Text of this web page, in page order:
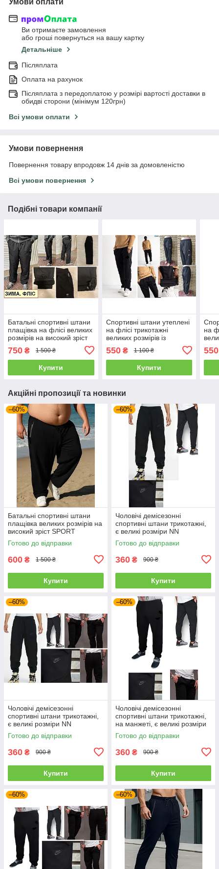
Ви отримаєте замовлення
або гроші повернуться на вашу картку
Детальніше
Післяплата
Оплата на рахунок
Післяплата з передоплатою у розмірі вартості доставки в
обидві сторони (мінімум 120грн)
Всі умови оплати
Умови повернення
Повернення товару впродовж 14 днів за домовленістю
Всі умови повернення
Подібні товари компанії
Батальні спортивні штани
плащівка на флісі великих
розмірів на високий зріст
AVIC SPORT, Туреччина
750 ₴ 1 500 ₴
Купити
Спортивні штани утеплені
на флісі трикотажні
великих розмірів із
високий зріст NIKE
550₴ 1 100 ₴
Купити
на
550
Акційні пропозиції та новинки
–60%
Батальні спортивні штани
плащівка великих розмірів на
високий зріст SPORT
Готово до відправки
600 ₴ 1 500 ₴
Купити
–60%
Чоловічі демісезонні
спортивні штани трикотажні,
є великі розміри NN
Готово до відправки
360 ₴ 900 ₴
Купити
–60%
Чоловічі демісезонні
спортивні штани трикотажні,
є великі розміри NN
Готово до відправки
360 ₴ 900 ₴
Купити
–60%
Чоловічі демісезонні
спортивні штани трикотажні,
на манжеті, є великі розміри
NN
Готово до відправки
360 ₴ 900 ₴
Купити
–60% –60%